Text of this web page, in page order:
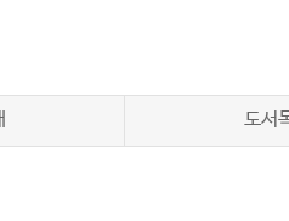
증상…………………………………52
도서